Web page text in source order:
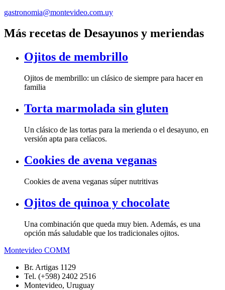
gastronomia@montevideo.com.uy
Más recetas de Desayunos y meriendas
Ojitos de membrillo
Ojitos de membrillo: un clásico de siempre para hacer en
familia
Torta marmolada sin gluten
Un clásico de las tortas para la merienda o el desayuno, en
versión apta para celíacos.
Cookies de avena veganas
Cookies de avena veganas súper nutritivas
Ojitos de quinoa y chocolate
Una combinación que queda muy bien. Además, es una
opción más saludable que los tradicionales ojitos.
Montevideo COMM
Br. Artigas 1129
Tel. (+598) 2402 2516
Montevideo, Uruguay